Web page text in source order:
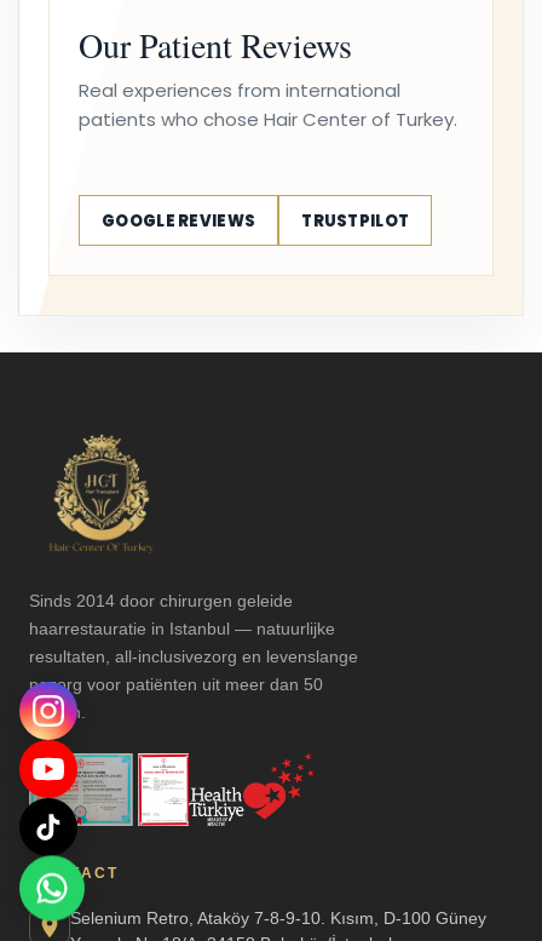
Our Patient Reviews
Real experiences from international
patients who chose Hair Center of Turkey.
GOOGLE REVIEWS TRUSTPILOT
Sinds 2014 door chirurgen geleide
haarrestauratie in Istanbul — natuurlijke
resultaten, all-inclusivezorg en levenslange
nazorg voor patiënten uit meer dan 50
landen.
CONTACT
Selenium Retro, Ataköy 7-8-9-10. Kısım, D-100 Güney